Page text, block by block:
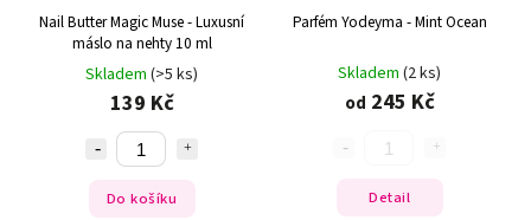
Nail Butter Magic Muse - Luxusní
máslo na nehty 10 ml
Skladem (>5 ks)
139 Kč
Do košíku
Parfém Yodeyma - Mint Ocean
Skladem (2 ks)
od 245 Kč
Detail